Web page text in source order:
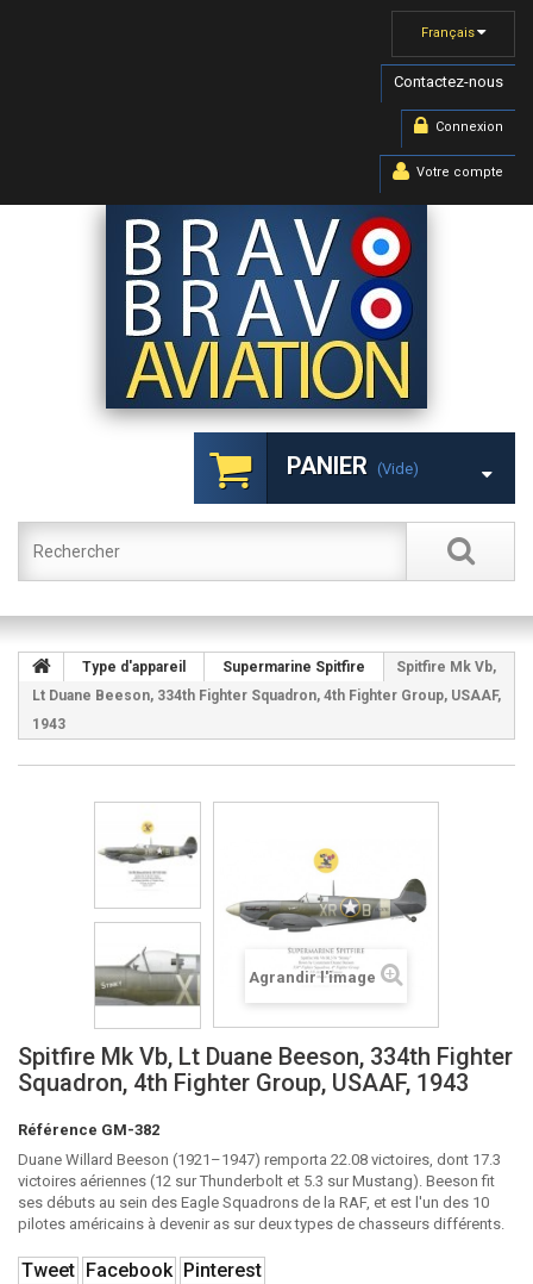
Français
Contactez-nous
Connexion
Votre compte
PANIER (vide)
Type d'appareil Supermarine Spitfire
Spitfire Mk Vb,
Lt Duane Beeson, 334th Fighter Squadron, 4th Fighter Group, USAAF,
1943
Agrandir l'image
Spitfire Mk Vb, Lt Duane Beeson, 334th Fighter
Squadron, 4th Fighter Group, USAAF, 1943
Référence GM-382
Duane Willard Beeson (1921–1947) remporta 22.08 victoires, dont 17.3
victoires aériennes (12 sur Thunderbolt et 5.3 sur Mustang). Beeson fit
ses débuts au sein des Eagle Squadrons de la RAF, et est l'un des 10
pilotes américains à devenir as sur deux types de chasseurs différents.
Tweet Facebook Pinterest